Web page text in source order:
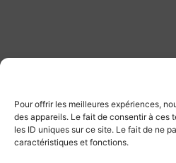
Pour offrir les meilleures expériences,
des appareils. Le fait de consentir à ces
les ID uniques sur ce site. Le fait de ne
caractéristiques et fonctions.